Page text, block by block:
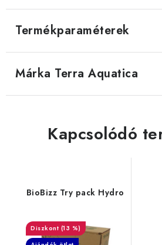
Termékparaméterek
Márka Terra Aquatica
Kapcsolódó
BioBizz Try pack Hydro
(13 %)